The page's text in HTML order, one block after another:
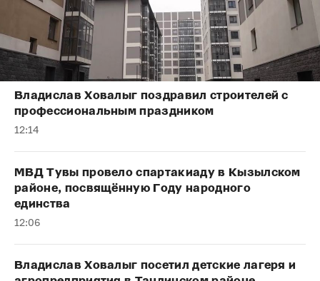
Владислав Ховалыг поздравил строителей с
профессиональным праздником
12:14
МВД Тувы провело спартакиаду в Кызылском
районе, посвящённую Году народного
единства
12:06
Владислав Ховалыг посетил детские лагеря и